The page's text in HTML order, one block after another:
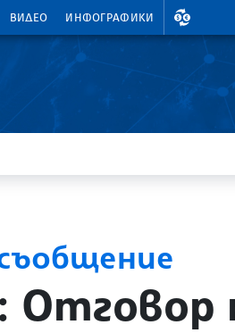
ВИДЕО ИНФОГРАФИКИ
ВАЛУТНИ